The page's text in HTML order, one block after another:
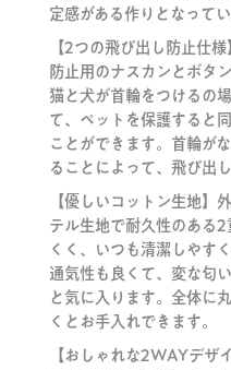
定感がある作りとなってい
【2つの飛び出し防止仕
防止用のナスカンとボタ
猫と犬が首輪をつけるの
て、ペットを保護すると
ことができます。首輪が
ることによって、飛び出
【優しいコットン生地】
テル生地で耐久性のある
くく、いつも清潔しやす
通気性も良くて、変な匂
と気に入ります。全体に
くとお手入れできます。
【おしゃれな2WAYデザ